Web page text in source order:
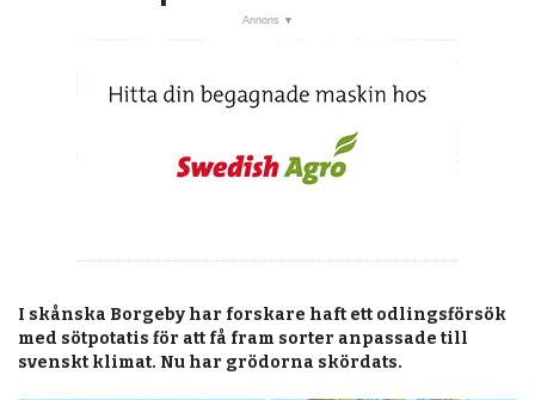
Veckans nyheter
MARKNAD
TJÄNSTER
JOBB
I skånska Borgeby har forskare haft ett odlingsförsök
med sötpotatis för att få fram sorter anpassade till
svenskt klimat. Nu har grödorna skördats.